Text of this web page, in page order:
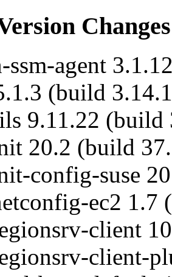
Changes
ssm-agent
(build
9.11.22 (build
20.2 (build
config-suse
ec2 1.7
client
client-